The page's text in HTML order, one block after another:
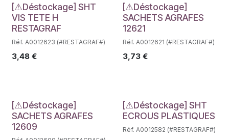
Déstockage
[⚠Déstockage] SHT
VIS TETE H
RESTAGRAF
Réf. A0012623 (#RESTAGRAF#)
3,48 €
Déstockage
[⚠Déstockage]
SACHETS AGRAFES
12621
Réf. A0012621 (#RESTAGRAF#)
3,73€
Déstockage
[⚠Déstockage]
SACHETS AGRAFES
12609
Déstockage
[⚠Déstockage] SHT
ECROUS PLASTIQUES
Réf. A0012582 (#RESTAGRAF#)